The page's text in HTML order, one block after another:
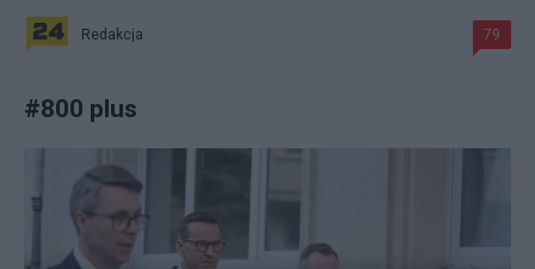
Redakcja 79
#800 plus